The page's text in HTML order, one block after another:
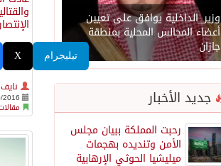
وزير_الداخلية يوافق على تعيين
أعضاء المجالس المحلية بمنطقة
جازان
جديد الأخبار
رحبت المملكة ببيان مجلس
الأمن وتنديده بهجمات
ميليشيا الحوثي الإرهابية
X تيليجرام